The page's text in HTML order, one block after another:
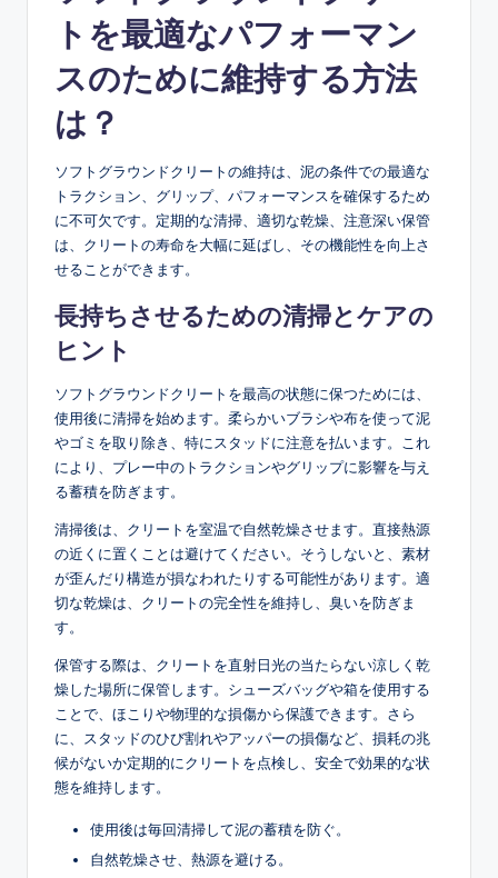
トを最適なパフォーマン
スのために維持する方法
は？
ソフトグラウンドクリートの維持は、泥の条件での最適な
トラクション、グリップ、パフォーマンスを確保するため
に不可欠です。定期的な清掃、適切な乾燥、注意深い保管
は、クリートの寿命を大幅に延ばし、その機能性を向上さ
せることができます。
長持ちさせるための清掃とケアの
ヒント
ソフトグラウンドクリートを最高の状態に保つためには、
使用後に清掃を始めます。柔らかいブラシや布を使って泥
やゴミを取り除き、特にスタッドに注意を払います。これ
により、プレー中のトラクションやグリップに影響を与え
る蓄積を防ぎます。
清掃後は、クリートを室温で自然乾燥させます。直接熱源
の近くに置くことは避けてください。そうしないと、素材
が歪んだり構造が損なわれたりする可能性があります。適
切な乾燥は、クリートの完全性を維持し、臭いを防ぎま
す。
保管する際は、クリートを直射日光の当たらない涼しく乾
燥した場所に保管します。シューズバッグや箱を使用する
ことで、ほこりや物理的な損傷から保護できます。さら
に、スタッドのひび割れやアッパーの損傷など、損耗の兆
候がないか定期的にクリートを点検し、安全で効果的な状
態を維持します。
使用後は毎回清掃して泥の蓄積を防ぐ。
自然乾燥させ、熱源を避ける。